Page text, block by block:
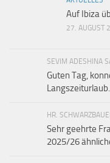
Auf Ibiza
27. AUGUST
SEVIM ADESHINA
Guten Tag,
HR.
Sehr geehrte
2025/26